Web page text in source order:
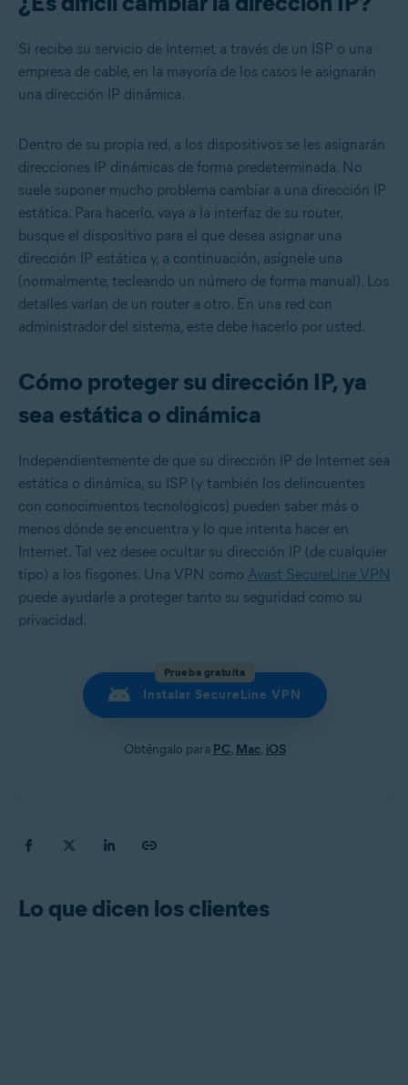
Si recibe su servicio de Internet a través de un ISP o una
empresa de cable, en la mayoría de los casos le asignarán
una dirección IP dinámica.
Dentro de su propia red, a los dispositivos se les asignarán
direcciones IP dinámicas de forma predeterminada. No
suele suponer mucho problema cambiar a una dirección IP
estática. Para hacerlo, vaya a la interfaz de su router,
busque el dispositivo para el que desea asignar una
dirección IP estática y, a continuación, asígnele una
(normalmente, tecleando un número de forma manual). Los
detalles varían de un router a otro. En una red con
administrador del sistema, este debe hacerlo por usted.
Cómo proteger su dirección IP, ya
sea estática o dinámica
Independientemente de que su dirección IP de Internet sea
estática o dinámica, su ISP (y también los delincuentes
con conocimientos tecnológicos) pueden saber más o
menos dónde se encuentra y lo que intenta hacer en
Internet. Tal vez desee ocultar su dirección IP (de cualquier
tipo) a los fisgones. Una VPN como Avast SecureLine VPN
puede ayudarle a proteger tanto su seguridad como su
privacidad.
Prueba gratuita
Instalar SecureLine VPN
Obténgalo para PC, Mac, iOS
Lo que dicen los clientes